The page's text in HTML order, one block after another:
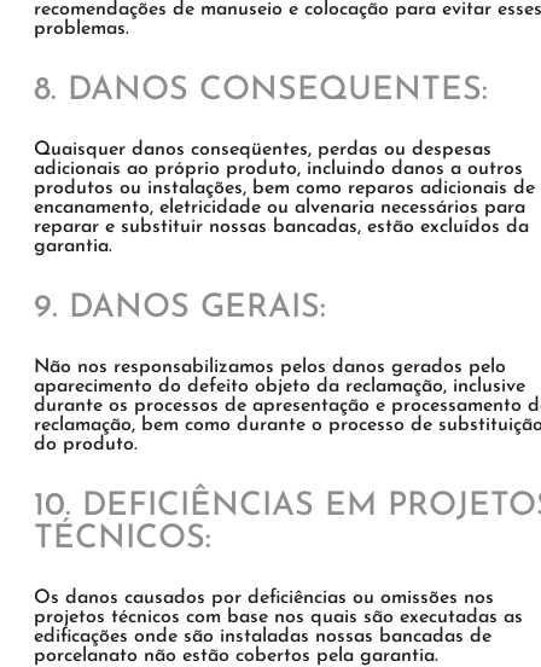
recomendações de manuseio e colocação para evitar esses
problemas.
8. DANOS CONSEQUENTES:
Quaisquer danos conseqüentes, perdas ou despesas
adicionais ao próprio produto, incluindo danos a outros
produtos ou instalações, bem como reparos adicionais de
encanamento, eletricidade ou alvenaria necessários para
reparar e substituir nossas bancadas, estão excluídos da
garantia.
9. DANOS GERAIS:
Não nos responsabilizamos pelos danos gerados pelo
aparecimento do defeito objeto da reclamação, inclusive
durante os processos de apresentação e processamento
reclamação, bem como durante o processo de
do produto.
10. DEFICIÊNCIAS EM
TÉCNICOS:
Os danos causados ​​por deficiências ou omissões nos
projetos técnicos com base nos quais são executadas as
edificações onde são instaladas nossas bancadas de
porcelanato não estão cobertos pela garantia.